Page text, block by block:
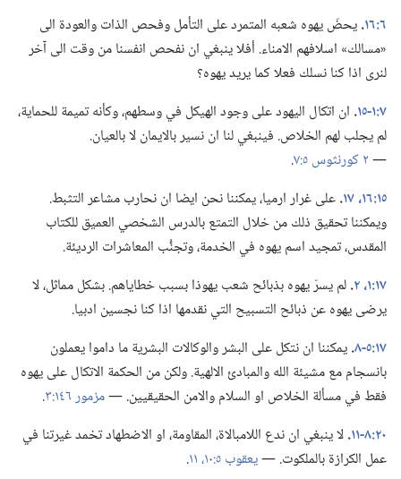
٦:‏١٦
‏.‏يحضّ يهوه شعبه المتمرد على التأمل وفحص الذات والعودة الى
«مسالك» اسلافهم الامناء.‏ أفلا ينبغي ان نفحص انفسنا من وقت الى آخر
لنرى اذا كنا نسلك فعلا كما يريد يهوه؟‏
٧:‏١-‏١٥
‏.‏ ان اتكال اليهود على وجود الهيكل في وسطهم،‏ وكأنه تميمة للحماية،‏
لم يجلب لهم الخلاص.‏ فينبغي لنا ان نسير بالايمان لا بالعيان.‏
—‏٢ كورنثوس ٥:‏٧
‏.‏
١٥:‏١٦،‏ ١٧
‏.‏على غرار ارميا،‏ يمكننا نحن ايضا ان نحارب مشاعر التثبط.‏
ويمكننا تحقيق ذلك من خلال التمتع بالدرس الشخصي العميق للكتاب
المقدس،‏ تمجيد اسم يهوه في الخدمة،‏ وتجنُّب المعاشرات الرديئة.‏
١٧:‏١،‏ ٢
‏.‏لم يسرّ يهوه بذبائح شعب يهوذا بسبب خطاياهم.‏ بشكل مماثل،‏ لا
يرضى يهوه عن ذبائح التسبيح التي نقدمها اذا كنا نجسين ادبيا.‏
١٧:‏٥-‏ ٨‏.‏يمكننا ان نتكل على البشر والوكالات البشرية ما داموا يعملون
بانسجام مع مشيئة الله والمبادئ الالهية.‏ ولكن من الحكمة الاتكال على يهوه
فقط في مسألة الخلاص او السلام والامن الحقيقيين.‏ —‏مزمور ١٤٦:‏٣
‏.‏
٢٠:‏٨-‏١١
‏.‏لا ينبغي ان ندع اللامبالاة،‏ المقاومة،‏ او الاضطهاد تخمد غيرتنا في
عمل الكرازة بالملكوت.‏ —‏يعقوب ٥:‏١٠،‏ ١١
‏.‏